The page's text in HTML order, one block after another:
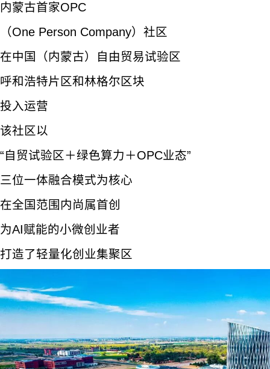
内蒙古首家OPC
（One Person Company）社区
在中国（内蒙古）自由贸易试验区
呼和浩特片区和林格尔区块
投入运营
该社区以
“自贸试验区＋绿色算力＋OPC业态”
三位一体融合模式为核心
在全国范围内尚属首创
为AI赋能的小微创业者
打造了轻量化创业集聚区